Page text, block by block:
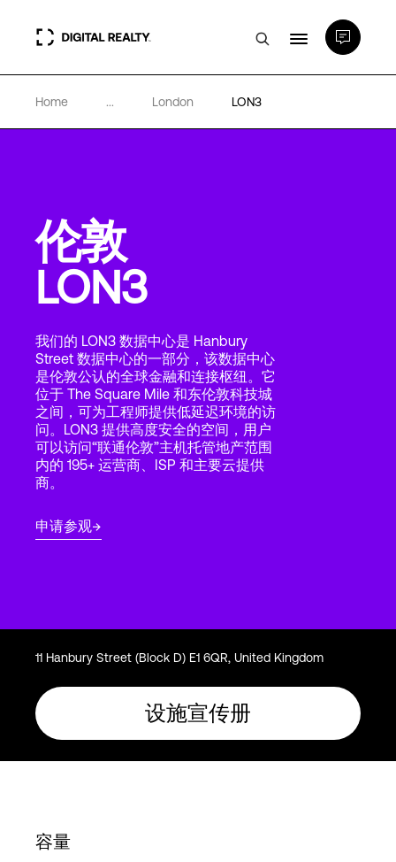
数据中心
合作伙伴
专业知识和资源
关于
Language
登录
Home ... London LON3
伦敦
LON3
我们的 LON3 数据中心是 Hanbury
Street 数据中心的一部分，该数据中心
是伦敦公认的全球金融和连接枢纽。它
位于 The Square Mile 和东伦敦科技城
之间，可为工程师提供低延迟环境的访
问。LON3 提供高度安全的空间，用户
可以访问“联通伦敦”主机托管地产范围
内的 195+ 运营商、ISP 和主要云提供
商。
申请参观
11 Hanbury Street (Block D) E1 6QR, United Kingdom
设施宣传册
容量